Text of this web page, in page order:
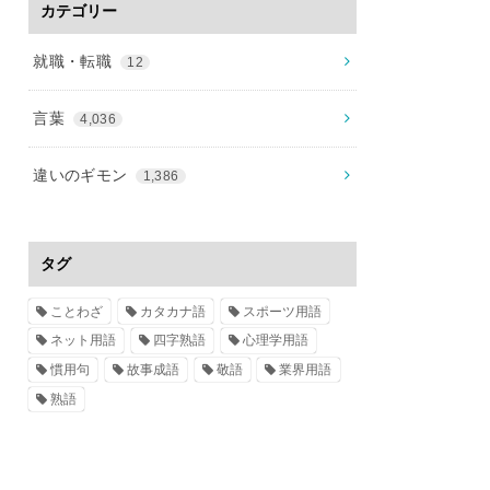
カテゴリー
就職・転職 12
言葉 4,036
違いのギモン 1,386
タグ
ことわざ カタカナ語
スポーツ用語
ネット用語
四字熟語
心理学用語
慣用句
故事成語 敬語
業界用語
熟語